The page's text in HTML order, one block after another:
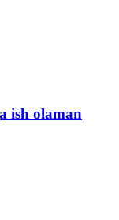
ish olaman